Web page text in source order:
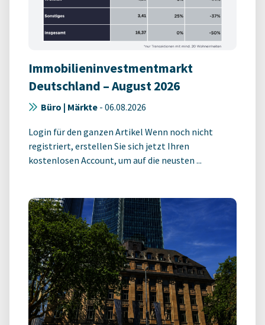
Immobilieninvestmentmarkt
Deutschland – August 2026
Büro | Märkte - 06.08.2026
Login für den ganzen Artikel Wenn noch nicht
registriert, erstellen Sie sich jetzt Ihren
kostenlosen Account, um auf die neusten ...